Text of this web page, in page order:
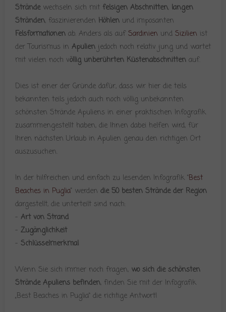
Strändewechseln sich mit felsigen Abschnitten, langen
Stränden, faszinierenden Höhlen und imposanten
Felsformationen ab. Anders als aufSardinien und Sizilien ist
der Tourismus in Apulien jedoch noch relativ jung und wartet
mit vielen noch völlig unberührten Küstenabschnitten auf.
Dies ist einer der Gründe dafür, dass wir hier die teils
bekannten teils jedoch auch noch völlig unbekannten
schönsten Strände Apuliens in einer praktischen Infografik
zusammengestellt haben, die Ihnen dabei helfen wird, für
Ihren nächsten Urlaub in Apulien genau den richtigen Ort
auszusuchen.
In der hilfreichen und einfach zu lesenden Infografik “Best
Beaches in Puglia” werden die 50 besten Strände der Region
dargestellt, die unterteilt sind nach:
– Art von Strand
– Zugänglichkeit
– Schlüsselmerkmal
Wenn Sie sich immer noch fragen, wo sich die schönsten
Strände Apuliens befinden, finden Sie mit der Infografik
„Best Beaches in Puglia“ die richtige Antwort!